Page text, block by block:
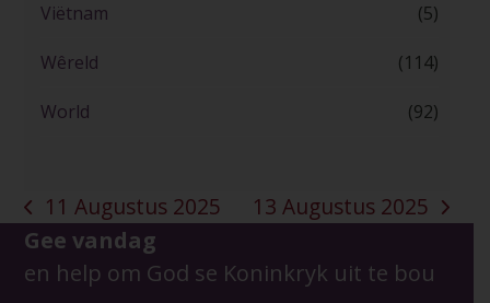
Viëtnam (5)
Wêreld (114)
World (92)
previous
post:
11 Augustus 2025
next
13 Augustus 2025
Gee vandag
en help om God se Koninkryk uit te bou